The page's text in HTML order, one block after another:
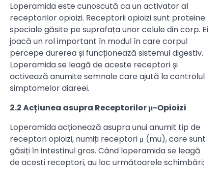
Loperamida este cunoscută ca un activator al
receptorilor opioizi. Receptorii opioizi sunt proteine
speciale găsite pe suprafața unor celule din corp. Ei
joacă un rol important în modul în care corpul
percepe durerea și funcționează sistemul digestiv.
Loperamida se leagă de aceste receptori și
activează anumite semnale care ajută la controlul
simptomelor diareei.
2.2 Acțiunea asupra Receptorilor μ-Opioizi
Loperamida acționează asupra unui anumit tip de
receptori opioizi, numiți receptori μ (mu), care sunt
găsiți în intestinul gros. Când loperamida se leagă
de acesti receptori, au loc următoarele schimbări: